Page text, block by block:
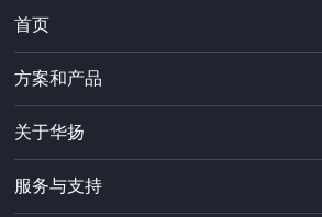
首页
方案和产品
关于华扬
服务与支持